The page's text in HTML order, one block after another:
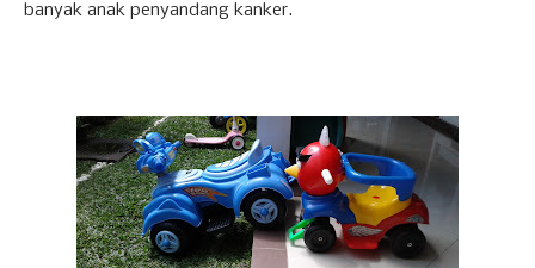
banyak anak penyandang kanker.